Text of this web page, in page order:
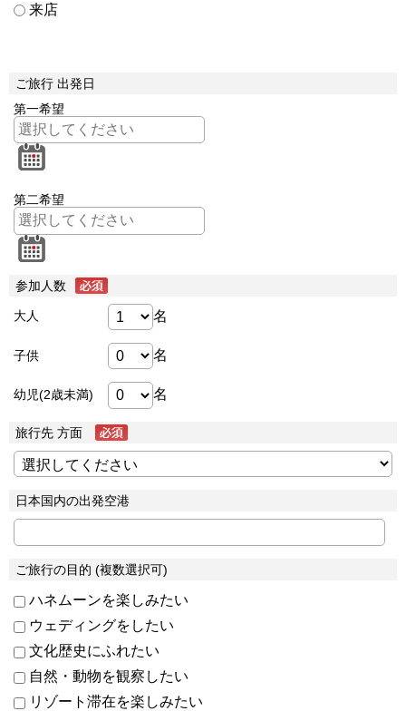
来店
ご旅行 出発日
第一希望
第二希望
参加人数
大人 名
子供 名
幼児(2歳未満) 名
旅行先 方面
日本国内の出発空港
ご旅行の目的 (複数選択可)
ハネムーンを楽しみたい
ウェディングをしたい
文化歴史にふれたい
自然・動物を観察したい
リゾート滞在を楽しみたい